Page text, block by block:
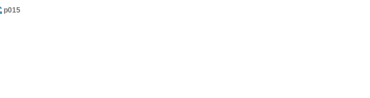
p015